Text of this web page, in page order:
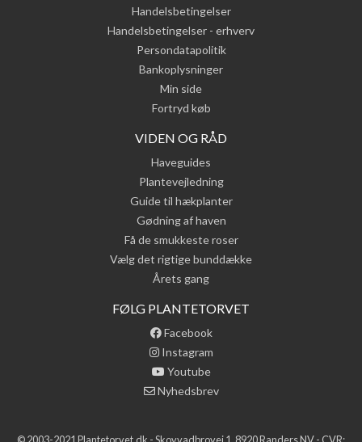
Handelsbetingelser
Handelsbetingelser - erhverv
Persondatapolitik
Bankoplysninger
Min side
Fortryd køb
VIDEN OG RÅD
Haveguides
Plantevejledning
Guide til hækplanter
Gødning af haven
Få de smukkeste roser
Vælg det rigtige bunddække
Årets gang
FØLG PLANTETORVET
Facebook
Instagram
Youtube
Nyhedsbrev